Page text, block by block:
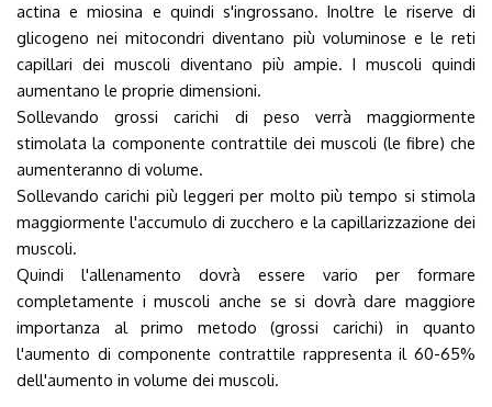
actina e miosina e quindi s'ingrossano. Inoltre le riserve di
glicogeno nei mitocondri diventano più voluminose e le reti
capillari dei muscoli diventano più ampie. I muscoli quindi
aumentano le proprie dimensioni.
Sollevando grossi carichi di peso verrà maggiormente
stimolata la componente contrattile dei muscoli (le fibre) che
aumenteranno di volume.
Sollevando carichi più leggeri per molto più tempo si stimola
maggiormente l'accumulo di zucchero e la capillarizzazione dei
muscoli.
Quindi l'allenamento dovrà essere vario per formare
completamente i muscoli anche se si dovrà dare maggiore
importanza al primo metodo (grossi carichi) in quanto
l'aumento di componente contrattile rappresenta il 60-65%
dell'aumento in volume dei muscoli.